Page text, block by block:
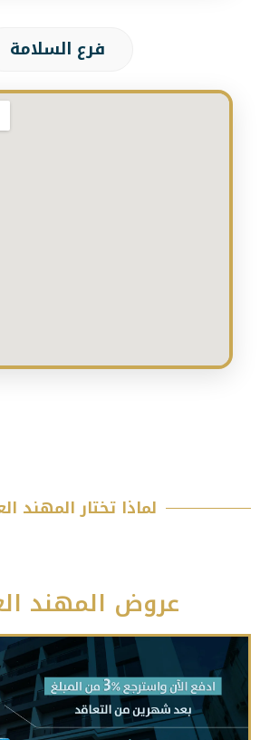
تختار المهند العقارية
المهند العقارية